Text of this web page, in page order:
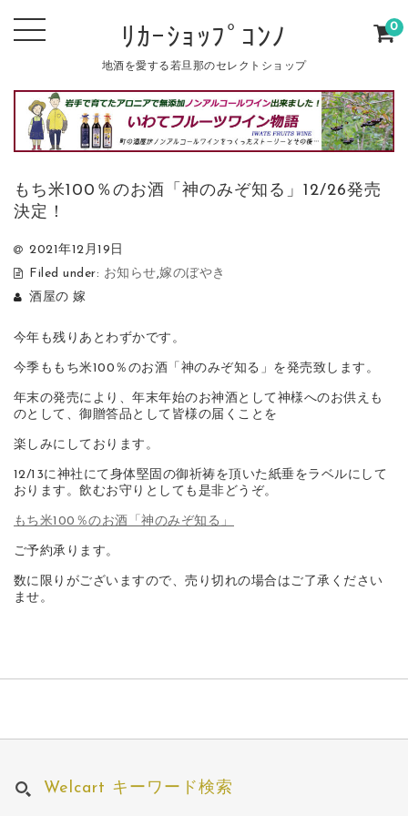
ﾘｶｰｼｮｯﾌﾟｺﾝﾉ
地酒を愛する若旦那のセレクトショップ
0
もち米100％のお酒「神のみぞ知る」12/26発売
決定！
2021年12月19日
Filed under: お知らせ,嫁のぼやき
酒屋の 嫁
今年も残りあとわずかです。
今季ももち米100％のお酒「神のみぞ知る」を発売致します。
年末の発売により、年末年始のお神酒として神様へのお供えも
のとして、御贈答品として皆様の届くことを
楽しみにしております。
12/13に神社にて身体堅固の御祈祷を頂いた紙垂をラベルにして
おります。飲むお守りとしても是非どうぞ。
もち米100％のお酒「神のみぞ知る」
ご予約承ります。
数に限りがございますので、売り切れの場合はご了承ください
ませ。
Welcart キーワード検索